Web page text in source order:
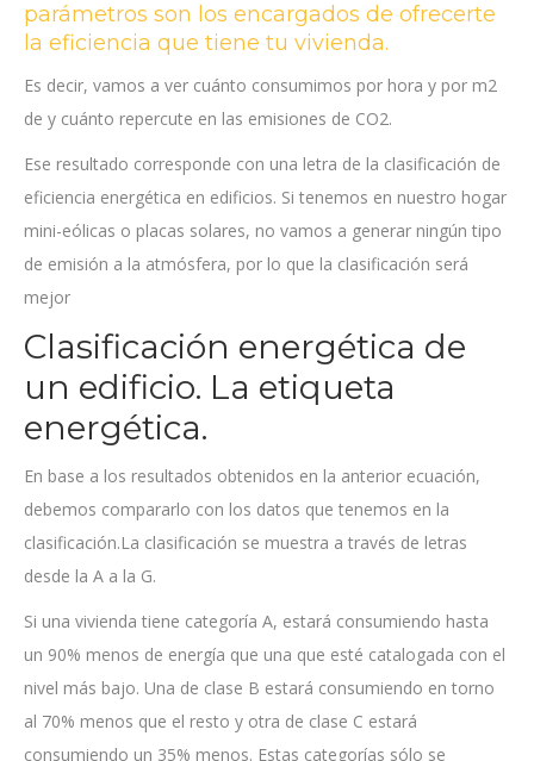
parámetros son los encargados de ofrecerte
la eficiencia que tiene tu vivienda.
Es decir, vamos a ver cuánto consumimos por hora y por m2
de y cuánto repercute en las emisiones de CO2.
Ese resultado corresponde con una letra de la clasificación de
eficiencia energética en edificios. Si tenemos en nuestro hogar
mini-eólicas o placas solares, no vamos a generar ningún tipo
de emisión a la atmósfera, por lo que la clasificación será
mejor
Clasificación energética de
un edificio. La etiqueta
energética.
En base a los resultados obtenidos en la anterior ecuación,
debemos compararlo con los datos que tenemos en la
clasificación.La clasificación se muestra a través de letras
desde la A a la G.
Si una vivienda tiene categoría A, estará consumiendo hasta
un 90% menos de energía que una que esté catalogada con el
nivel más bajo. Una de clase B estará consumiendo en torno
al 70% menos que el resto y otra de clase C estará
consumiendo un 35% menos. Estas categorías sólo se